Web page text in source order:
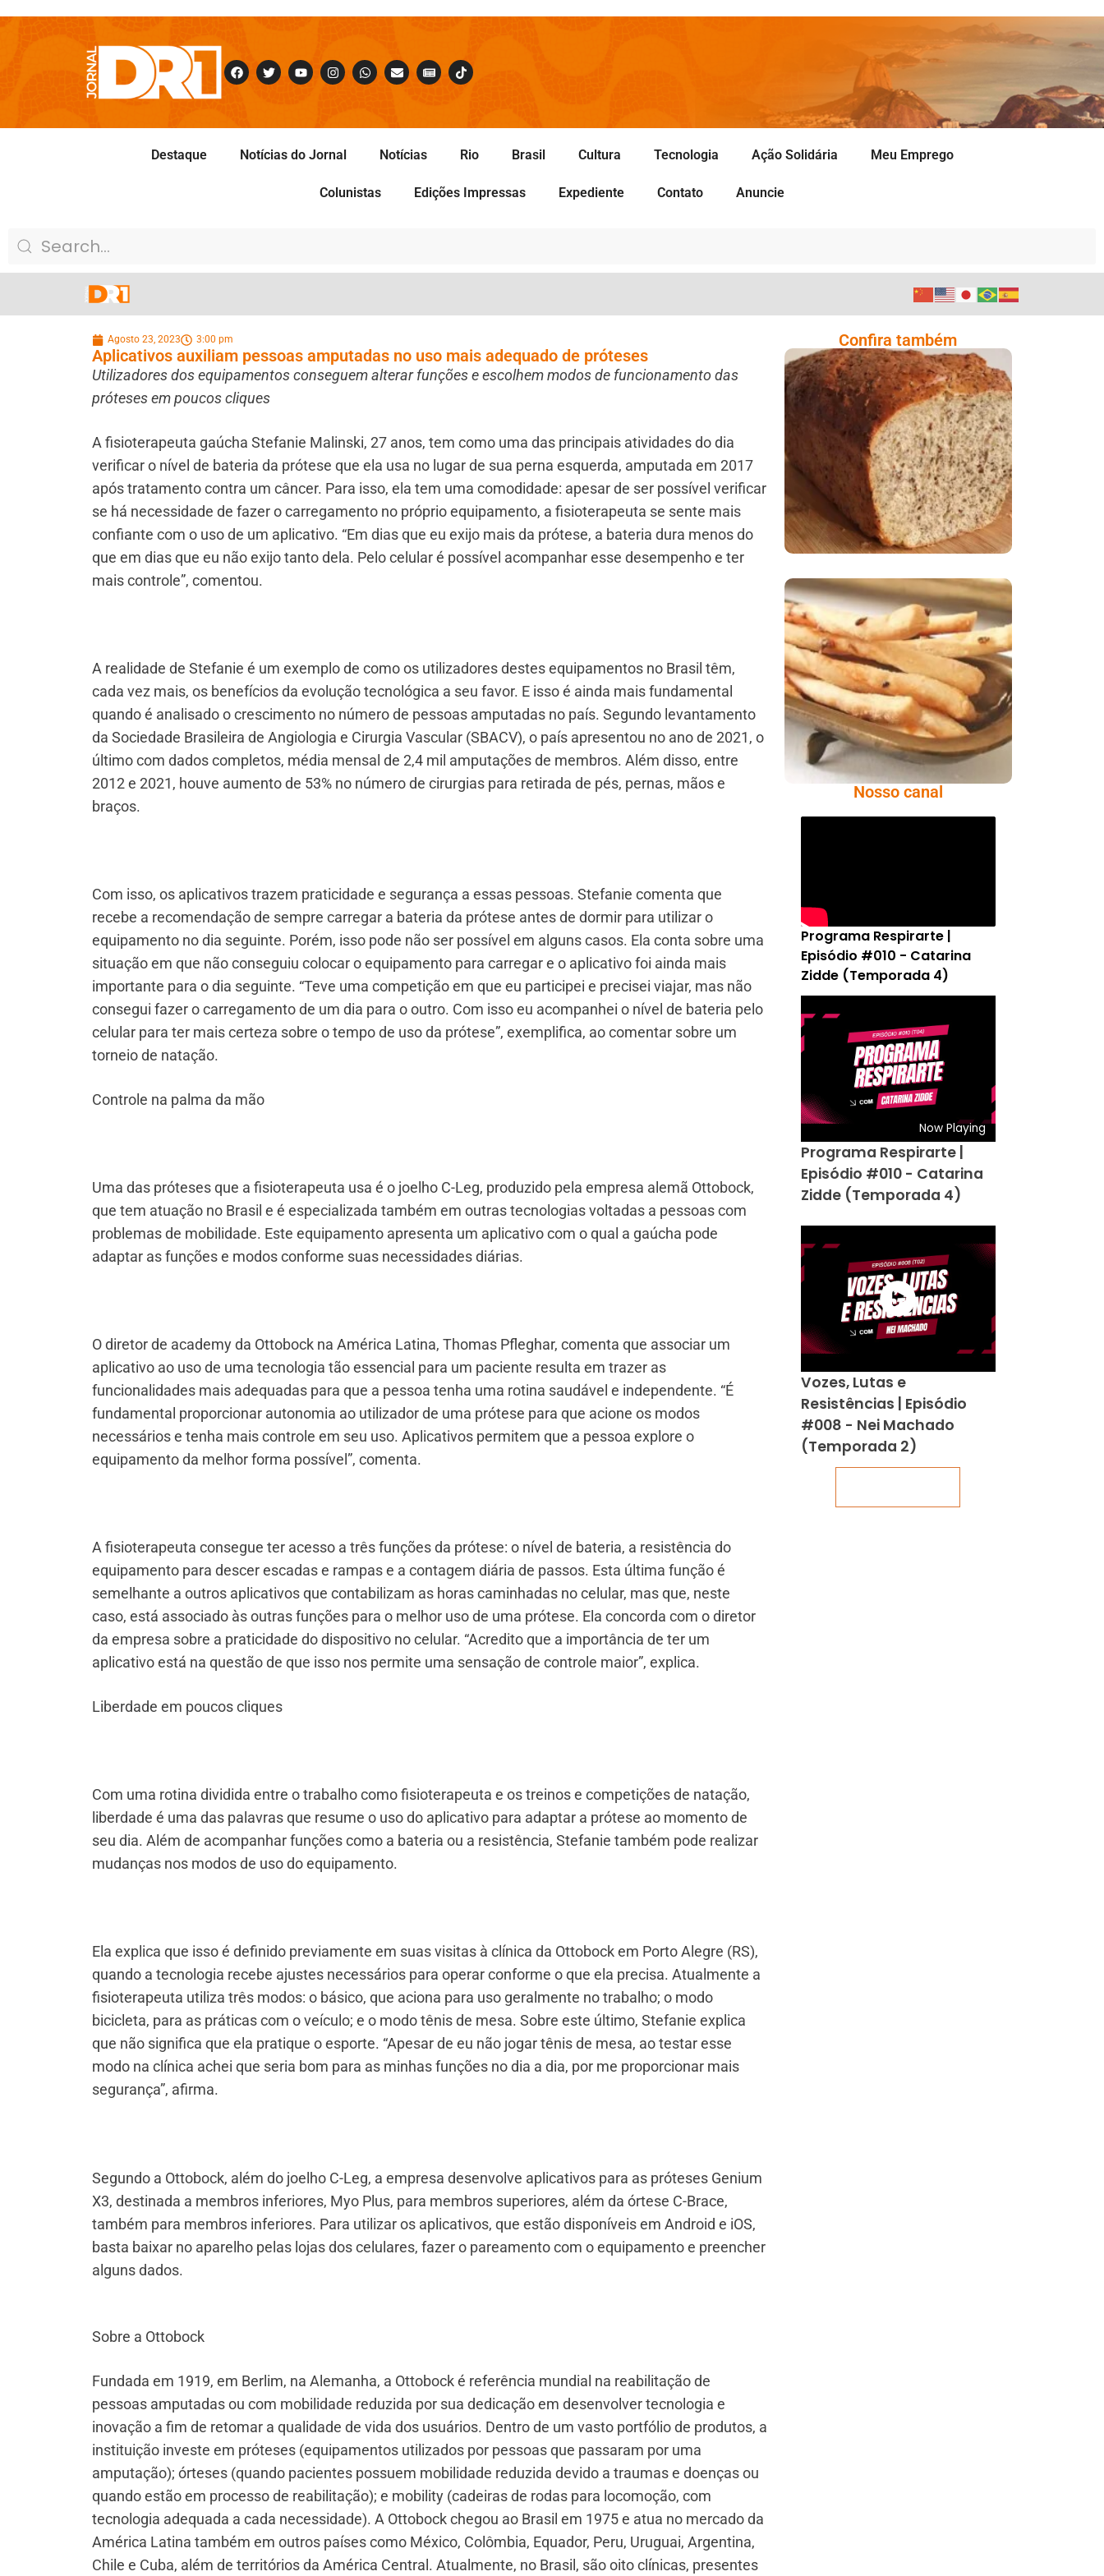
Destaque Notícias do Jornal Notícias Rio Brasil Cultura Tecnologia Ação Solidária Meu Emprego
Colunistas Edições Impressas Expediente Contato Anuncie
Agosto 23, 2023 3:00 pm
Aplicativos auxiliam pessoas amputadas no uso mais adequado de próteses
Utilizadores dos equipamentos conseguem alterar funções e escolhem modos de funcionamento das
próteses em poucos cliques
A fisioterapeuta gaúcha Stefanie Malinski, 27 anos, tem como uma das principais atividades do dia
verificar o nível de bateria da prótese que ela usa no lugar de sua perna esquerda, amputada em 2017
após tratamento contra um câncer. Para isso, ela tem uma comodidade: apesar de ser possível verificar
se há necessidade de fazer o carregamento no próprio equipamento, a fisioterapeuta se sente mais
confiante com o uso de um aplicativo. “Em dias que eu exijo mais da prótese, a bateria dura menos do
que em dias que eu não exijo tanto dela. Pelo celular é possível acompanhar esse desempenho e ter
mais controle”, comentou.
A realidade de Stefanie é um exemplo de como os utilizadores destes equipamentos no Brasil têm,
cada vez mais, os benefícios da evolução tecnológica a seu favor. E isso é ainda mais fundamental
quando é analisado o crescimento no número de pessoas amputadas no país. Segundo levantamento
da Sociedade Brasileira de Angiologia e Cirurgia Vascular (SBACV), o país apresentou no ano de 2021, o
último com dados completos, média mensal de 2,4 mil amputações de membros. Além disso, entre
2012 e 2021, houve aumento de 53% no número de cirurgias para retirada de pés, pernas, mãos e
braços.
Com isso, os aplicativos trazem praticidade e segurança a essas pessoas. Stefanie comenta que
recebe a recomendação de sempre carregar a bateria da prótese antes de dormir para utilizar o
equipamento no dia seguinte. Porém, isso pode não ser possível em alguns casos. Ela conta sobre uma
situação em que não conseguiu colocar o equipamento para carregar e o aplicativo foi ainda mais
importante para o dia seguinte. “Teve uma competição em que eu participei e precisei viajar, mas não
consegui fazer o carregamento de um dia para o outro. Com isso eu acompanhei o nível de bateria pelo
celular para ter mais certeza sobre o tempo de uso da prótese”, exemplifica, ao comentar sobre um
torneio de natação.
Controle na palma da mão
Uma das próteses que a fisioterapeuta usa é o joelho C-Leg, produzido pela empresa alemã Ottobock,
que tem atuação no Brasil e é especializada também em outras tecnologias voltadas a pessoas com
problemas de mobilidade. Este equipamento apresenta um aplicativo com o qual a gaúcha pode
adaptar as funções e modos conforme suas necessidades diárias.
O diretor de academy da Ottobock na América Latina, Thomas Pfleghar, comenta que associar um
aplicativo ao uso de uma tecnologia tão essencial para um paciente resulta em trazer as
funcionalidades mais adequadas para que a pessoa tenha uma rotina saudável e independente. “É
fundamental proporcionar autonomia ao utilizador de uma prótese para que acione os modos
necessários e tenha mais controle em seu uso. Aplicativos permitem que a pessoa explore o
equipamento da melhor forma possível”, comenta.
A fisioterapeuta consegue ter acesso a três funções da prótese: o nível de bateria, a resistência do
equipamento para descer escadas e rampas e a contagem diária de passos. Esta última função é
semelhante a outros aplicativos que contabilizam as horas caminhadas no celular, mas que, neste
caso, está associado às outras funções para o melhor uso de uma prótese. Ela concorda com o diretor
da empresa sobre a praticidade do dispositivo no celular. “Acredito que a importância de ter um
aplicativo está na questão de que isso nos permite uma sensação de controle maior”, explica.
Liberdade em poucos cliques
Com uma rotina dividida entre o trabalho como fisioterapeuta e os treinos e competições de natação,
liberdade é uma das palavras que resume o uso do aplicativo para adaptar a prótese ao momento de
seu dia. Além de acompanhar funções como a bateria ou a resistência, Stefanie também pode realizar
mudanças nos modos de uso do equipamento.
Ela explica que isso é definido previamente em suas visitas à clínica da Ottobock em Porto Alegre (RS),
quando a tecnologia recebe ajustes necessários para operar conforme o que ela precisa. Atualmente a
fisioterapeuta utiliza três modos: o básico, que aciona para uso geralmente no trabalho; o modo
bicicleta, para as práticas com o veículo; e o modo tênis de mesa. Sobre este último, Stefanie explica
que não significa que ela pratique o esporte. “Apesar de eu não jogar tênis de mesa, ao testar esse
modo na clínica achei que seria bom para as minhas funções no dia a dia, por me proporcionar mais
segurança”, afirma.
Segundo a Ottobock, além do joelho C-Leg, a empresa desenvolve aplicativos para as próteses Genium
X3, destinada a membros inferiores, Myo Plus, para membros superiores, além da órtese C-Brace,
também para membros inferiores. Para utilizar os aplicativos, que estão disponíveis em Android e iOS,
basta baixar no aparelho pelas lojas dos celulares, fazer o pareamento com o equipamento e preencher
alguns dados.
Sobre a Ottobock
Fundada em 1919, em Berlim, na Alemanha, a Ottobock é referência mundial na reabilitação de
pessoas amputadas ou com mobilidade reduzida por sua dedicação em desenvolver tecnologia e
inovação a fim de retomar a qualidade de vida dos usuários. Dentro de um vasto portfólio de produtos, a
instituição investe em próteses (equipamentos utilizados por pessoas que passaram por uma
amputação); órteses (quando pacientes possuem mobilidade reduzida devido a traumas e doenças ou
quando estão em processo de reabilitação); e mobility (cadeiras de rodas para locomoção, com
tecnologia adequada a cada necessidade). A Ottobock chegou ao Brasil em 1975 e atua no mercado da
América Latina também em outros países como México, Colômbia, Equador, Peru, Uruguai, Argentina,
Chile e Cuba, além de territórios da América Central. Atualmente, no Brasil, são oito clínicas, presentes
Confira também
Comer Bem: Pão Low
Carb
Comer Bem:
Palitinhos De Cebola
E Salsa
Nosso canal
Programa Respirarte |
Episódio #010 - Catarina
Zidde (Temporada 4)
Now Playing
Programa Respirarte |
Episódio #010 - Catarina
Zidde (Temporada 4)
Vozes, Lutas e
Resistências | Episódio
#008 - Nei Machado
(Temporada 2)